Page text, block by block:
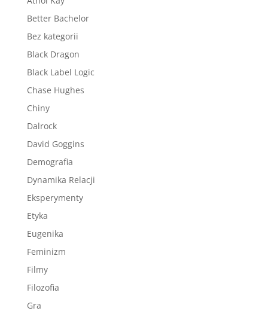
Better Bachelor
Bez kategorii
Black Dragon
Black Label Logic
Chase Hughes
Chiny
Dalrock
David Goggins
Demografia
Dynamika Relacji
Eksperymenty
Etyka
Eugenika
Feminizm
Filmy
Filozofia
Gra